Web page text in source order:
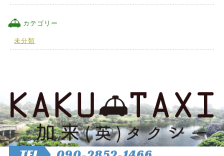
カテゴリー
未分類